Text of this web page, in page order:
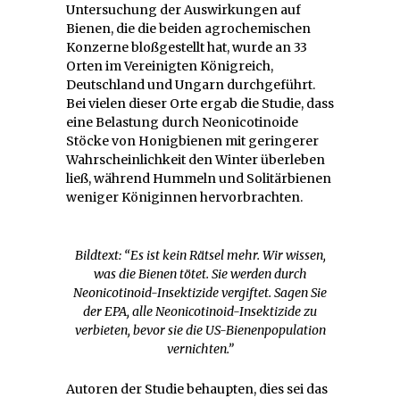
Untersuchung der Auswirkungen auf
Bienen, die die beiden agrochemischen
Konzerne bloßgestellt hat, wurde an 33
Orten im Vereinigten Königreich,
Deutschland und Ungarn durchgeführt.
Bei vielen dieser Orte ergab die Studie, dass
eine Belastung durch Neonicotinoide
Stöcke von Honigbienen mit geringerer
Wahrscheinlichkeit den Winter überleben
ließ, während Hummeln und Solitärbienen
weniger Königinnen hervorbrachten.
Bildtext: “Es ist kein Rätsel mehr. Wir wissen,
was die Bienen tötet. Sie werden durch
Neonicotinoid-Insektizide vergiftet. Sagen Sie
der EPA, alle Neonicotinoid-Insektizide zu
verbieten, bevor sie die US-Bienenpopulation
vernichten.”
Autoren der Studie behaupten, dies sei das